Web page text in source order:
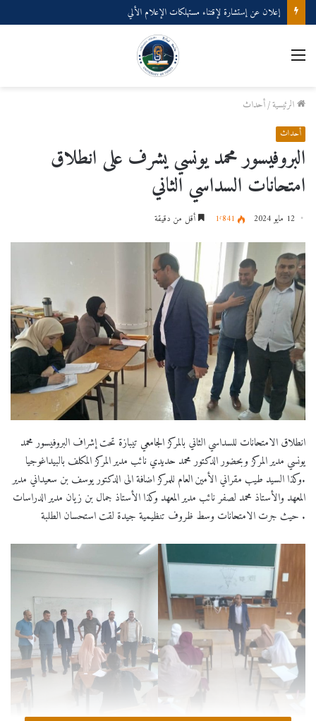
إعلان عن إستشارة لإقتناء مستهلكات الإعلام الألي
القائمة
الرئيسية/أحداث
أحداث
البروفيسور محمد يونسي يشرف على انطلاق
امتحانات السداسي الثاني
12 مايو 2024 1٬841 أقل من دقيقة
انطلاق الامتحانات للسداسي الثاني بالمركز الجامعي تيبازة تحت إشراف البروفيسور محمد
يونسي مدير المركز وبحضور الدكتور محمد حديدي نائب مدير المركز المكلف بالبيداغوجيا
.وكذا السيد طيب مقراني الأمين العام للمركز اضافة الى الدكتور يوسف بن سعيداني مدير
المعهد والأستاذ محمد لصفر نائب مدير المعهد وكذا الأستاذ جمال بن زيان مدير الدراسات
. حيث جرت الامتحانات وسط ظروف تنظيمية جيدة لقت استحسان الطلبة